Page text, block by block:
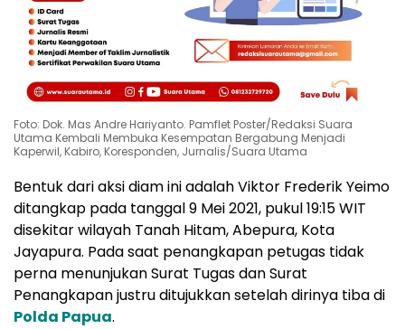
Foto: Dok. Mas Andre Hariyanto. Pamflet Poster/Redaksi Suara
Utama Kembali Membuka Kesempatan Bergabung Menjadi
Kaperwil, Kabiro, Koresponden, Jurnalis/Suara Utama
Bentuk dari aksi diam ini adalah Viktor Frederik Yeimo
ditangkap pada tanggal 9 Mei 2021, pukul 19:15 WIT
disekitar wilayah Tanah Hitam, Abepura, Kota
Jayapura. Pada saat penangkapan petugas tidak
perna menunjukan Surat Tugas dan Surat
Penangkapan justru ditujukkan setelah dirinya tiba di
Polda Papua.